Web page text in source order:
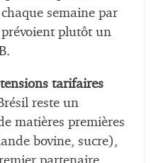
semaine par
plutôt un
tarifaires
reste un
matières premières
bovine, sucre),